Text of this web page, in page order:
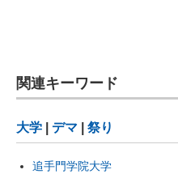
関連キーワード
大学 デマ 祭り
追手門学院大学